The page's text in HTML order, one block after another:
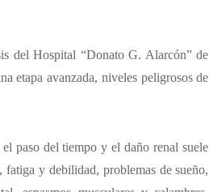
del Hospital “Donato G. Alarcón” de
etapa avanzada, niveles peligrosos de
paso del tiempo y el daño renal suele
fatiga y debilidad, problemas de sueño,